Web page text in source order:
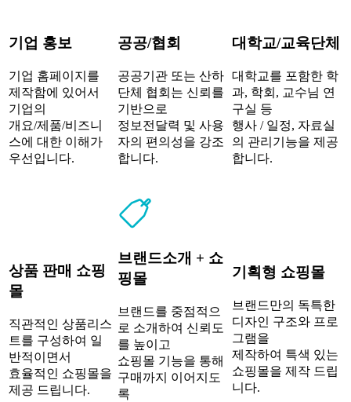
기업 홍보
기업 홈페이지를
제작함에 있어서
기업의
개요/제품/비즈니
스에 대한 이해가
우선입니다.
공공/협회
공공기관 또는 산하
단체 협회는 신뢰를
기반으로
정보전달력 및 사용
자의 편의성을 강조
합니다.
대학교/교육단체
대학교를 포함한 학
과, 학회, 교수님 연
구실 등
행사 / 일정, 자료실
의 관리기능을 제공
합니다.
상품 판매 쇼핑
몰
직관적인 상품리스
트를 구성하여 일
반적이면서
효율적인 쇼핑몰을
제공 드립니다.
브랜드소개 + 쇼
핑몰
브랜드를 중점적으
로 소개하여 신뢰도
를 높이고
쇼핑몰 기능을 통해
구매까지 이어지도
록
기획형 쇼핑몰
브랜드만의 독특한
디자인 구조와 프로
그램을
제작하여 특색 있는
쇼핑몰을 제작 드립
니다.